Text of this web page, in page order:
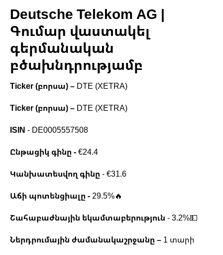
Deutsche Telekom AG |
Գումար վաստակել
գերմանական
բծախնդրությամբ
Ticker (բորսա)– DTE (XETRA)
Ticker (բորսա)– DTE (XETRA)
ISIN - DE0005557508
Ընթացիկ գինը -€24.4
Կանխատեսվող գինը - €31.6
Աճի պոտենցիալը -29.5%🔥
Շահաբաժնային եկամտաբերություն - 3.2%💵
Ներդրումային ժամանակաշրջանը – 1 տարի